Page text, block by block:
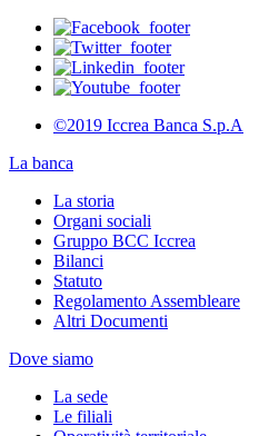
©2019 Iccrea Banca S.p.A
La banca
La storia
Organi sociali
Gruppo BCC Iccrea
Bilanci
Statuto
Regolamento Assembleare
Altri Documenti
Dove siamo
La sede
Le filiali